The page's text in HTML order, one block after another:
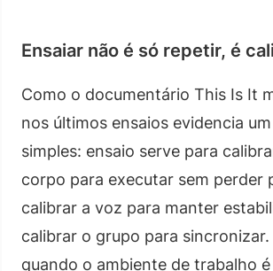
Ensaiar não é só repetir, é
Como o documentário This Is It
nos últimos ensaios evidencia
simples: ensaio serve para
corpo para executar sem perder
calibrar a voz para manter
calibrar o grupo para
quando o ambiente de trabalho